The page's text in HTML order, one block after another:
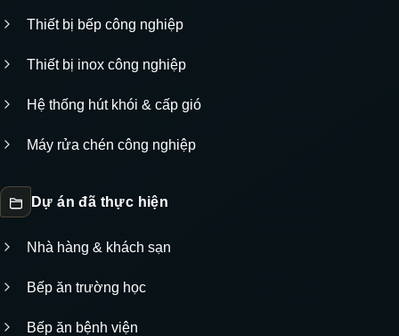
Thiết bị bếp công nghiệp
Thiết bị inox công nghiệp
Hệ thống hút khói & cấp gió
Máy rửa chén công nghiệp
Dự án đã thực hiện
Nhà hàng & khách sạn
Bếp ăn trường học
Bếp ăn bệnh viện